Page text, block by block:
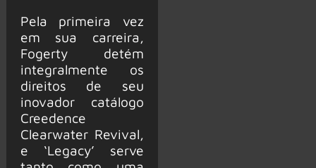
Pela primeira vez
em sua carreira,
Fogerty detém
integralmente os
direitos de seu
inovador catálogo
Creedence
Clearwater Revival,
e ‘Legacy’ serve